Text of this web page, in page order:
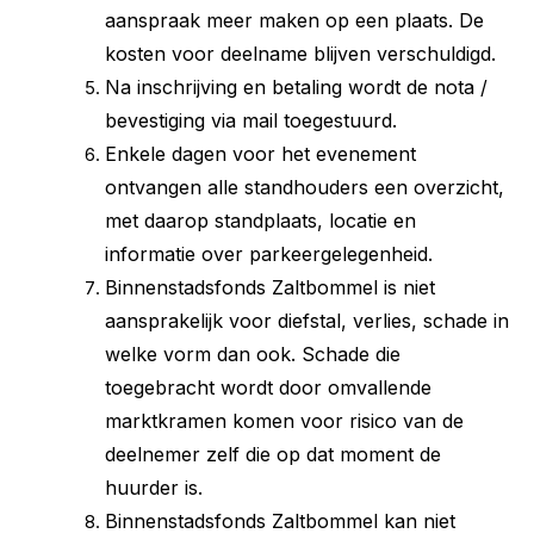
aanspraak meer maken op een plaats. De
kosten voor deelname blijven verschuldigd.
Na inschrijving en betaling wordt de nota /
bevestiging via mail toegestuurd.
Enkele dagen voor het evenement
ontvangen alle standhouders een overzicht,
met daarop standplaats, locatie en
informatie over parkeergelegenheid.
Binnenstadsfonds Zaltbommel is niet
aansprakelijk voor diefstal, verlies, schade in
welke vorm dan ook. Schade die
toegebracht wordt door omvallende
marktkramen komen voor risico van de
deelnemer zelf die op dat moment de
huurder is.
Binnenstadsfonds Zaltbommel kan niet